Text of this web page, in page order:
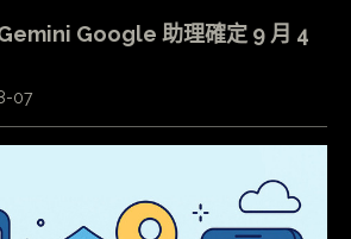
Google 助理確定 9 月 4
07